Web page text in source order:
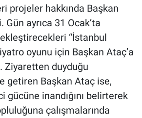
projeler hakkında Başkan
Gün ayrıca 31 Ocak’ta
“İstanbul
oyunu için Başkan Ataç’a
Ziyaretten duyduğu
getiren Başkan Ataç ise,
gücüne inandığını belirterek
çalışmalarında